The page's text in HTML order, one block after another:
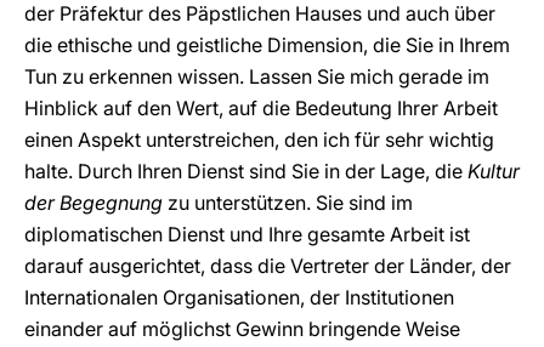
der Präfektur des Päpstlichen Hauses und auch über
die ethische und geistliche Dimension, die Sie in Ihrem
Tun zu erkennen wissen. Lassen Sie mich gerade im
Hinblick auf den Wert, auf die Bedeutung Ihrer Arbeit
einen Aspekt unterstreichen, den ich für sehr wichtig
halte. Durch Ihren Dienst sind Sie in der Lage, die Kultur
der Begegnung zu unterstützen. Sie sind im
diplomatischen Dienst und Ihre gesamte Arbeit ist
darauf ausgerichtet, dass die Vertreter der Länder, der
Internationalen Organisationen, der Institutionen
einander auf möglichst Gewinn bringende Weise